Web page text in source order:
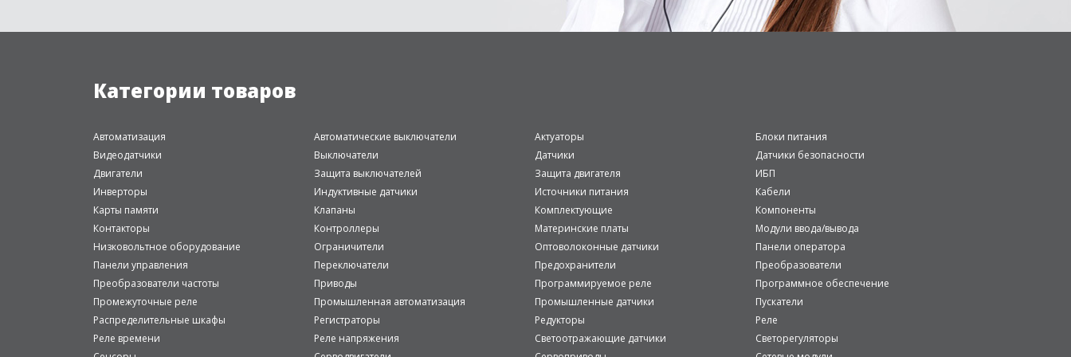
Категории товаров
Автоматизация Автоматические выключатели Актуаторы
Блоки питания
Видеодатчики
Выключатели Датчики
Датчики безопасности
Двигатели
Защита выключателей Защита двигателя
ИБП
Инверторы
Индуктивные датчики Источники питания
Кабели
Карты памяти
Клапаны Комплектующие
Компоненты
Контакторы
Контроллеры Материнские платы
Модули ввода/вывода
Низковольтное оборудование
Ограничители Оптоволоконные датчики
Панели оператора
Панели управления
Переключатели Предохранители
Преобразователи
Преобразователи частоты
Приводы Программируемое реле
Программное обеспечение
Промежуточные реле
Промышленная автоматизация Промышленные датчики
Пускатели
Распределительные шкафы
Регистраторы Редукторы
Реле
Реле времени
Реле напряжения Светоотражающие датчики
Светорегуляторы